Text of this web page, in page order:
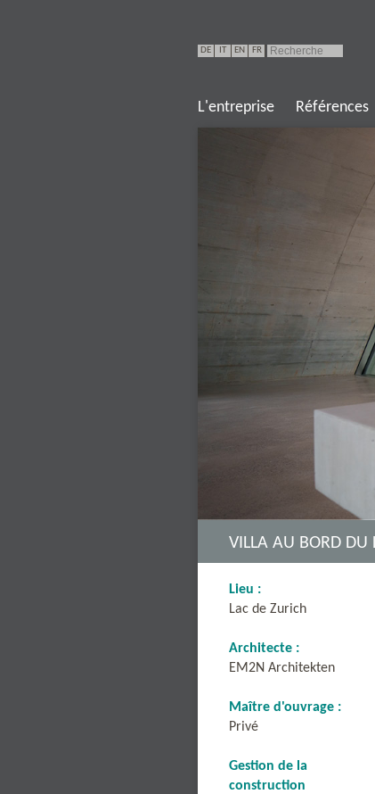
DE IT EN FR
L'entreprise Références
VILLA AU BORD DU
Lieu :
Lac de Zurich
Architecte :
EM2N Architekten
Maître d'ouvrage :
Privé
Gestion de la
construction